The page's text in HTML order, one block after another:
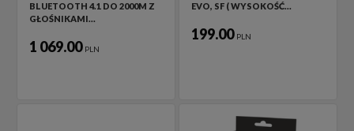
BLUETOOTH 4.1 DO 2000M Z
GŁOŚNIKAMI…
1 069.00 PLN
EVO, SF ( WYSOKOŚĆ…
199.00 PLN